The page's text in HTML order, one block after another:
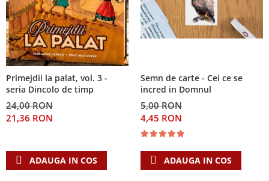
Primejdii la palat, vol. 3 -
seria Dincolo de timp
24,00 RON
21,36 RON
ADAUGA IN COS
Semn de carte - Cei ce se
incred in Domnul
5,00 RON
4,45 RON
ADAUGA IN COS